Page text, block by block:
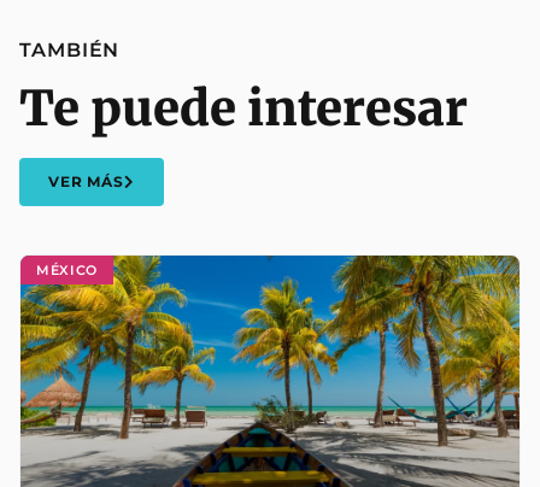
MÉXICO
TAMBIÉN
Te puede interesar
VER MÁS